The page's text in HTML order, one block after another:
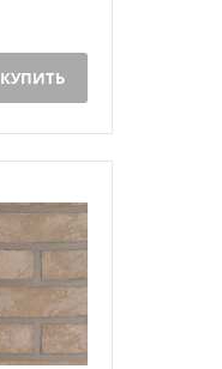
КУПИТЬ